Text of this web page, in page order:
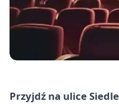
Przyjdź na ulice